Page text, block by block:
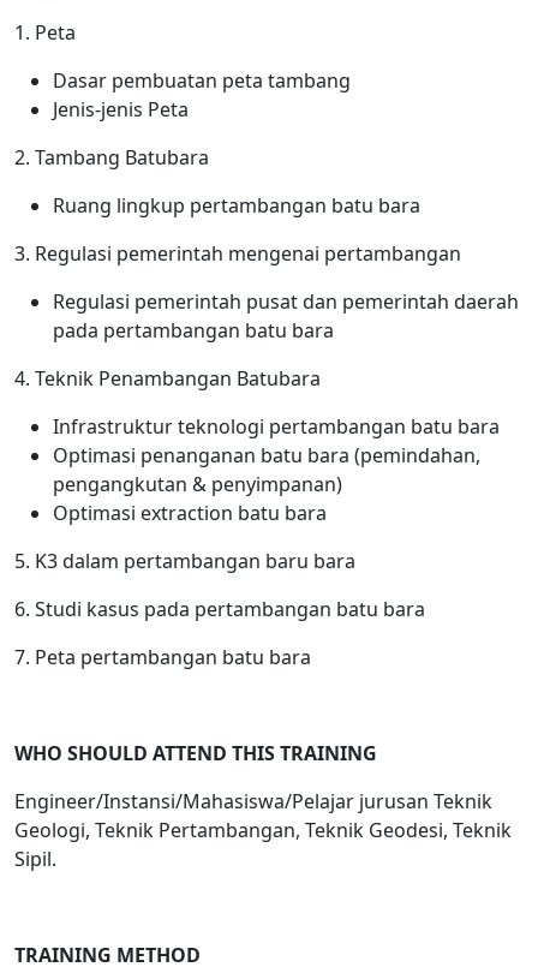
1. Peta
Dasar pembuatan peta tambang
Jenis-jenis Peta
2. Tambang Batubara
Ruang lingkup pertambangan batu bara
3. Regulasi pemerintah mengenai pertambangan
Regulasi pemerintah pusat dan pemerintah daerah
pada pertambangan batu bara
4. Teknik Penambangan Batubara
Infrastruktur teknologi pertambangan batu bara
Optimasi penanganan batu bara (pemindahan,
pengangkutan & penyimpanan)
Optimasi extraction batu bara
5. K3 dalam pertambangan baru bara
6. Studi kasus pada pertambangan batu bara
7. Peta pertambangan batu bara
WHO SHOULD ATTEND THIS TRAINING
Engineer/Instansi/Mahasiswa/Pelajar jurusan Teknik
Geologi, Teknik Pertambangan, Teknik Geodesi, Teknik
Sipil.
TRAINING METHOD